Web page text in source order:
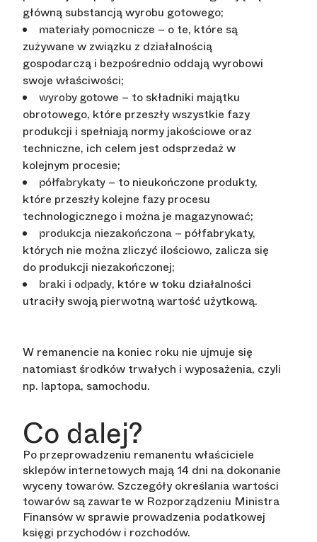
główną substancją wyrobu gotowego;
materiały pomocnicze – o te, które są
zużywane w związku z działalnością
gospodarczą i bezpośrednio oddają wyrobowi
swoje właściwości;
wyroby gotowe – to składniki majątku
obrotowego, które przeszły wszystkie fazy
produkcji i spełniają normy jakościowe oraz
techniczne, ich celem jest odsprzedaż w
kolejnym procesie;
półfabrykaty – to nieukończone produkty,
które przeszły kolejne fazy procesu
technologicznego i można je magazynować;
produkcja niezakończona – półfabrykaty,
których nie można zliczyć ilościowo, zalicza się
do produkcji niezakończonej;
braki i odpady, które w toku działalności
utraciły swoją pierwotną wartość użytkową.
W remanencie na koniec roku nie ujmuje się
natomiast środków trwałych i wyposażenia, czyli
np. laptopa, samochodu.
Co dalej?
Po przeprowadzeniu remanentu właściciele
sklepów internetowych mają 14 dni na dokonanie
wyceny towarów. Szczegóły określania wartości
towarów są zawarte w Rozporządzeniu Ministra
Finansów w sprawie prowadzenia podatkowej
księgi przychodów i rozchodów.